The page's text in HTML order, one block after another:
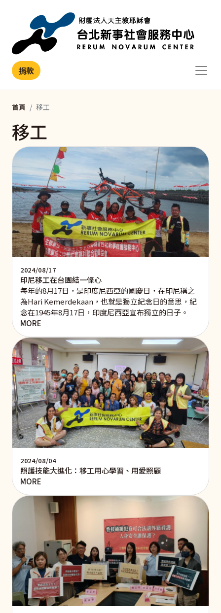
捐款
首頁 移工
移工
2024/08/17
印尼移工在台團結一條心
每年的8月17日，是印度尼西亞的國慶日，在印尼稱之
為Hari Kemerdekaan，也就是獨立紀念日的意思，紀
念在1945年8月17日，印度尼西亞宣布獨立的日子。
MORE
2024/08/04
照護技能大進化：移工用心學習、用愛照顧
MORE